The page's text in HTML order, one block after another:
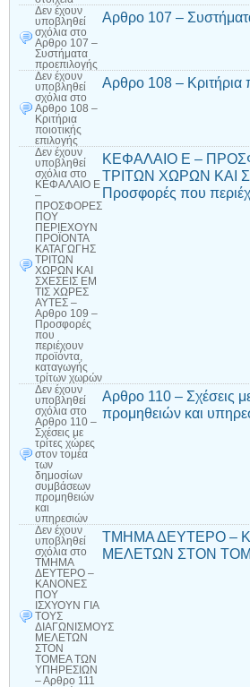
Δεν έχουν
υποβληθεί
σχόλια στο
Αρθρο 107 –
Συστήματα
προεπιλογής
Αρθρο 107 –
Δεν έχουν
υποβληθεί
σχόλια στο
Αρθρο 108 –
Κριτήρια
ποιοτικής
επιλογής
Αρθρο 108 – Κριτήρια
Δεν έχουν
υποβληθεί
σχόλια στο
ΚΕΦΑΛΑΙΟ Ε
–
ΠΡΟΣΦΟΡΕΣ
ΠΟΥ
ΠΕΡΙΕΧΟΥΝ
ΠΡΟΪΟΝΤΑ
ΚΑΤΑΓΩΓΗΣ
ΤΡΙΤΩΝ
ΧΩΡΩΝ ΚΑΙ
ΣΧΕΣΕΙΣ ΕΜ
ΤΙΣ ΧΩΡΕΣ
ΑΥΤΕΣ –
Αρθρο 109 –
Προσφορές
που
περιέχουν
προϊόντα,
καταγωγής
τρίτων χωρών
ΚΕΦΑΛΑΙΟ Ε –
ΤΡΙΤΩΝ ΧΩΡΩΝ ΚΑΙ
Προσφορές που
Δεν έχουν
υποβληθεί
σχόλια στο
Αρθρο 110 –
Σχέσεις με
τρίτες χώρες
στον τομέα
των
δημοσίων
συμβάσεων
προμηθειών
και
υπηρεσιών
Αρθρο 110 – Σχέσεις
προμηθειών και
Δεν έχουν
υποβληθεί
σχόλια στο
ΤΜΗΜΑ
ΔΕΥΤΕΡΟ –
ΚΑΝΟΝΕΣ
ΠΟΥ
ΙΣΧΥΟΥΝ ΓΙΑ
ΤΟΥΣ
ΔΙΑΓΩΝΙΣΜΟΥΣ
ΜΕΛΕΤΩΝ
ΣΤΟΝ
ΤΟΜΕΑ ΤΩΝ
ΥΠΗΡΕΣΙΩΝ
– Αρθρο 111
ΤΜΗΜΑ ΔΕΥΤΕΡΟ –
ΜΕΛΕΤΩΝ ΣΤΟΝ